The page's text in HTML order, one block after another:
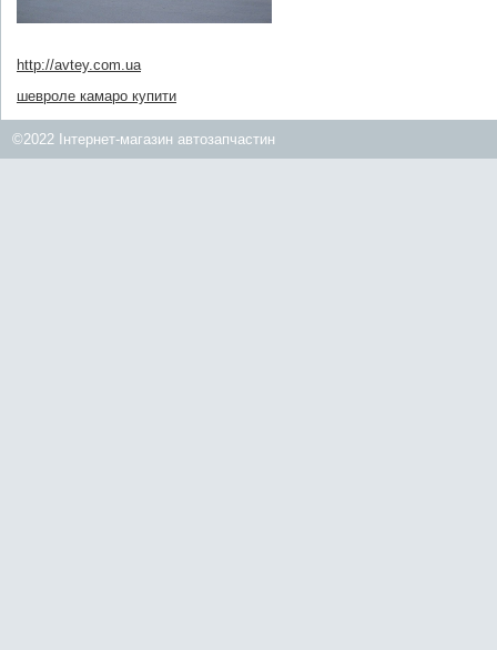
http://avtey.com.ua
шевроле камаро купити
©2022 Інтернет-магазин автозапчастин